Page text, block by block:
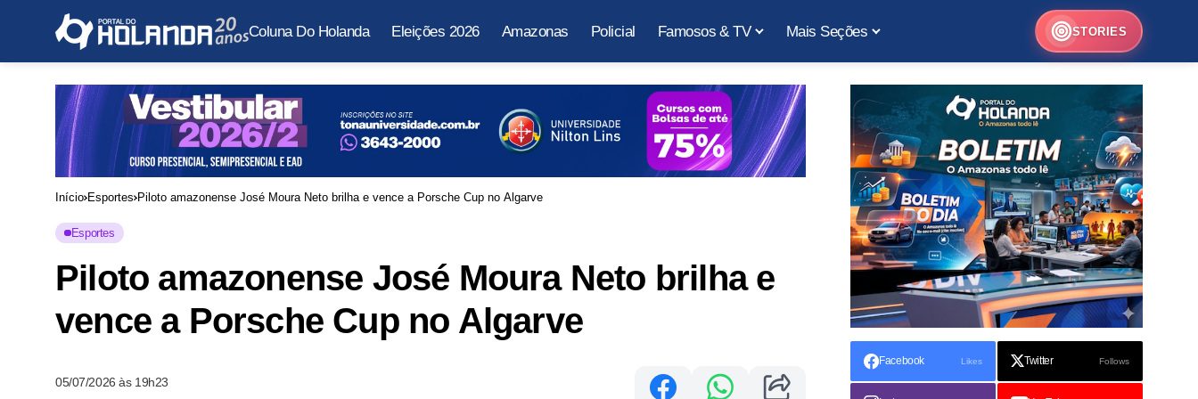
Coluna Do Holanda Eleições 2026 Amazonas Policial Famosos & TV Mais Seções STORIES
Início Esportes Piloto amazonense José Moura Neto brilha e vence a Porsche Cup no Algarve
Esportes
Piloto amazonense José Moura Neto brilha e
vence a Porsche Cup no Algarve
05/07/2026 às 19h23
Facebook Likes Twitter Follows